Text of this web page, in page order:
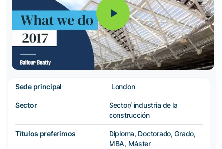
Sede principal London
Sector
Sector/ industria de la
construcción
Títulos preferimos
Diploma, Doctorado, Grado,
MBA, Máster